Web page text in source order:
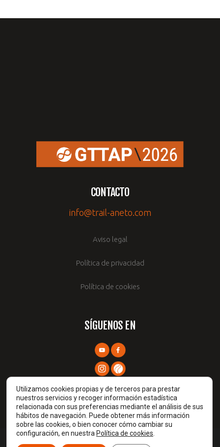
CONTACTO
info@trail-aneto.com
Aviso legal
Política de privacidad
Política de cookies
SÍGUENOS EN
Utilizamos cookies propias y de terceros para prestar
nuestros servicios y recoger información estadística
relacionada con sus preferencias mediante el análisis de sus
hábitos de navegación. Puede obtener más información
sobre las cookies, o bien conocer cómo cambiar su
configuración, en nuestra Política de cookies